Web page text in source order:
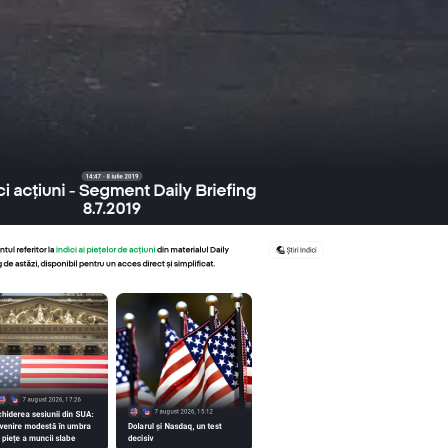
14:47 · 8 iulie 2019
acțiuni - Segment Daily Briefing
8.7.2019
referitor laindici ai piețelor deacțiuni din materialul Daily
de astăzi, disponibil pentru un acces direct și simplificat.
7 august 2026, 17:26
sesiunii din SUA:
modestă în umbra
a muncii slabe
7 august 2026, 15:12
Dolarul și Nasdaq, un test
decisiv
Știri Indici